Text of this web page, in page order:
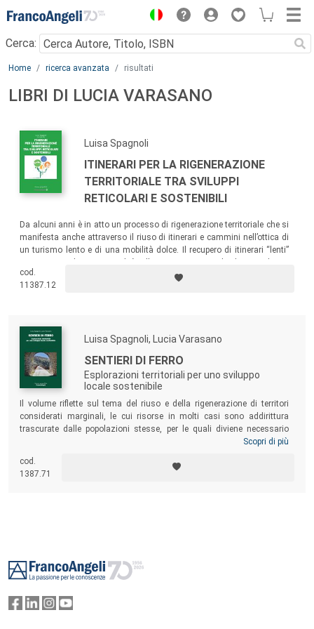
Menu
Cerca:
Main content
Home ricerca avanzata risultati
LIBRI DI LUCIA VARASANO
Luisa Spagnoli
ITINERARI PER LA RIGENERAZIONE
TERRITORIALE TRA SVILUPPI
RETICOLARI E SOSTENIBILI
Da alcuni anni è in atto un processo di rigenerazione territoriale che si
manifesta anche attraverso il riuso di itinerari e cammini nell’ottica di
un turismo lento e di una mobilità dolce. Il recupero di itinerari “lenti”
importante attrattore turistico e contribuendo a innescare processi di
sviluppo locale.
cod.
11387.12
Luisa Spagnoli, Lucia Varasano
SENTIERI DI FERRO
Esplorazioni territoriali per uno sviluppo
locale sostenibile
Il volume riflette sul tema del riuso e della rigenerazione di territori
considerati marginali, le cui risorse in molti casi sono addirittura
trascurate dalle popolazioni stesse, per le quali diviene necessario
attivare percorsi di auto-riconoscimento. Il testo restituisce la
dismessa Ferrovia Lagonegro-Spezzano Albanese – la cui
valorizzazione può sollecitare forme di sviluppo locale, con la finalità
Scopri di più
cod.
1387.71